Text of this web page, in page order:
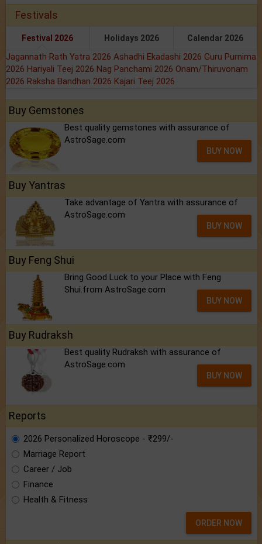
Festivals
Festival 2026 Holidays 2026 Calendar 2026
Jagannath Rath Yatra 2026 Ashadhi Ekadashi 2026 Guru Purnima
2026 Hariyali Teej 2026 Nag Panchami 2026 Onam/Thiruvonam
2026 Raksha Bandhan 2026 Kajari Teej 2026
Buy Gemstones
Best quality gemstones with assurance of
AstroSage.com
BUY NOW
Buy Yantras
Take advantage of Yantra with assurance of
AstroSage.com
BUY NOW
Buy Feng Shui
Bring Good Luck to your Place with Feng
Shui.from AstroSage.com
BUY NOW
Buy Rudraksh
Best quality Rudraksh with assurance of
AstroSage.com
BUY NOW
Reports
2026 Personalized Horoscope - ₹299/-
Marriage Report
Career / Job
Finance
Health & Fitness
ORDER NOW